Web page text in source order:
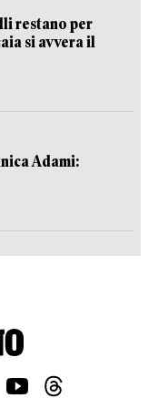
restano per
si avvera il
Adami: